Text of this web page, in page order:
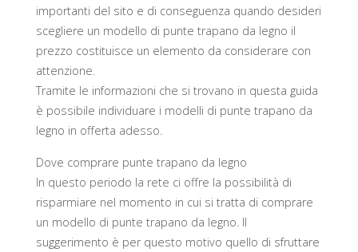
importanti del sito e di conseguenza quando desideri
scegliere un modello di punte trapano da legno il
prezzo costituisce un elemento da considerare con
attenzione.
Tramite le informazioni che si trovano in questa guida
è possibile individuare i modelli di punte trapano da
legno in offerta adesso.
Dove comprare punte trapano da legno
In questo periodo la rete ci offre la possibilità di
risparmiare nel momento in cui si tratta di comprare
un modello di punte trapano da legno. Il
suggerimento è per questo motivo quello di sfruttare